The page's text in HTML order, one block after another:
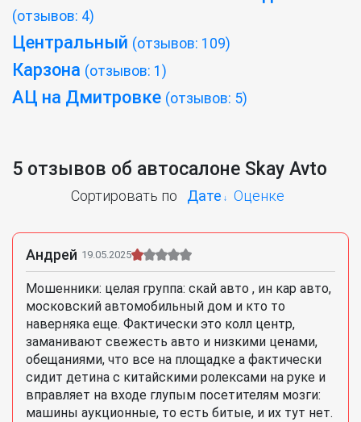
(отзывов: 4)
Центральный (отзывов: 109)
Карзона (отзывов: 1)
АЦ на Дмитровке (отзывов: 5)
5 отзывов об автосалоне Skay Avto
Сортировать по Дате Оценке
Андрей 19.05.2025
Мошенники: целая группа: скай авто , ин кар авто,
московский автомобильный дом и кто то
наверняка еще. Фактически это колл центр,
заманивают свежесть авто и низкими ценами,
обещаниями, что все на площадке а фактически
сидит детина с китайскими ролексами на руке и
вправляет на входе глупым посетителям мозги:
машины аукционные, то есть битые, и их тут нет.